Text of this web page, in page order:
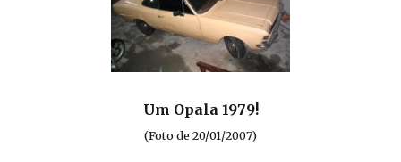
Um Opala 1979!
(Foto de 20/01/2007)